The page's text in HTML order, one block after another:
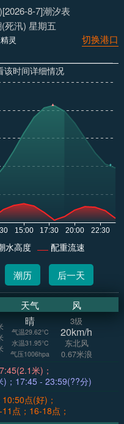
8-7]潮汐表
死汛) 星期五
切换港口
灵
该时间详细情况
水高度 配重流速
潮历 后一天
天气 风
晴
气温29.62°C
水温31.95°C
气压1006hpa
3级
20km/h
东北风
0.67米浪
- 17:45(2.1米)；
米)；17:45 - 23:59(??分)
点(好)；
点；16-18点；